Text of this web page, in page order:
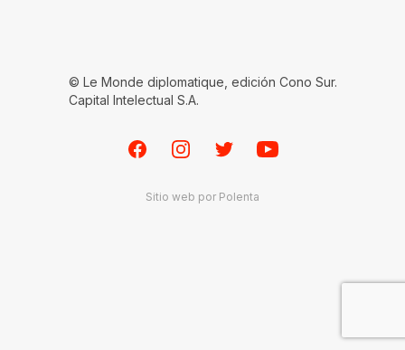
© Le Monde diplomatique, edición Cono Sur.
Capital Intelectual S.A.
FacebookInstagramTwitterYoutube
Sitio web por Polenta